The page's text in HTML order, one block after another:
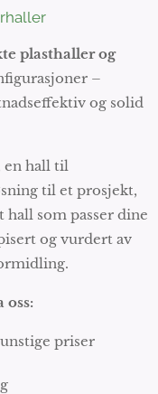
plasthaller og
–
og solid
en hall til
til et prosjekt,
som passer dine
og vurdert av
oss:
priser